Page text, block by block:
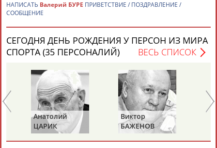
Рамазан
АБДУЛАЕВ
Тагир
Камиль
Загалав
АБДУЛДАУДОВ
АБДУЛЖАЛИЛОВ АБДУЛКАГИРОВАБДУЛЛАЕВ
24 персон из 13181
ЕЩЁ ПЕРСОНЫ
НАПИСАТЬ Валерий БУРЕ ПРИВЕТСТВИЕ / ПОЗДРАВЛЕНИЕ /
СООБЩЕНИЕ
СЕГОДНЯ ДЕНЬ РОЖДЕНИЯ У ПЕРСОН ИЗ МИРА
СПОРТА (35 ПЕРСОНАЛИЙ)
ВЕСЬ СПИСОК
Анатолий
ЦАРИК
Виктор
БАЖЕНОВ